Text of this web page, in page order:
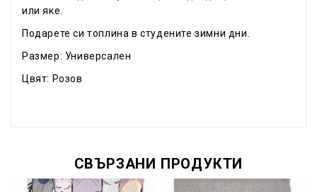
или яке.
Подарете си топлина в студените зимни дни.
Размер: Универсален
Цвят: Розов
СВЪРЗАНИ ПРОДУКТИ